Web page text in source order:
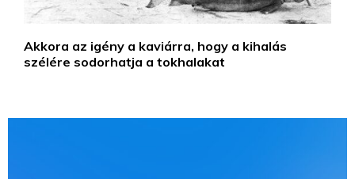
Akkora az igény a kaviárra, hogy a kihalás
szélére sodorhatja a tokhalakat